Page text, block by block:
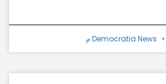
Democratia News